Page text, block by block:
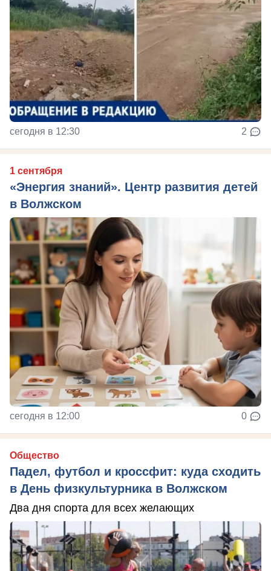
сегодня в 12:30 2
1 сентября
«Энергия знаний». Центр развития детей
в Волжском
сегодня в 12:00 0
Общество
Падел, футбол и кроссфит: куда сходить
в День физкультурника в Волжском
Два дня спорта для всех желающих